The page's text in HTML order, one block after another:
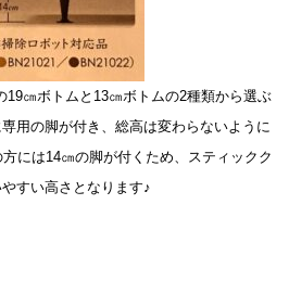
19㎝ボトムと13㎝ボトムの2種類から選ぶ
用の脚が付き、総高は変わらないように
には14㎝の脚が付くため、スティックク
すい高さとなります♪